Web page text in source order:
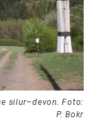
silur–devon. Foto:
P. Bokr